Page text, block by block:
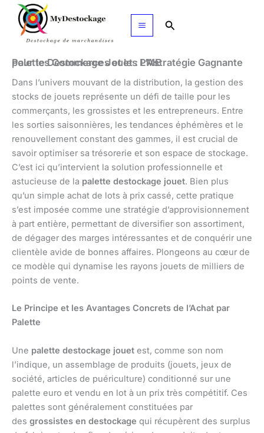
Aller
contenu
Rechercher
Palette Destockage Jouet : L’Astratégie Gagnante pour les Commerces et les PME
Dans l’univers mouvant de la distribution, la gestion des
stocks de jouets représente un défi de taille pour les
commerçants, les grossistes et les entrepreneurs. Entre
les sorties saisonnières, les tendances éphémères et le
renouvellement constant des gammes, il est crucial de
savoir optimiser sa trésorerie et son espace de stockage.
C’est ici qu’intervient la solution professionnelle et
astucieuse de la palette destockage jouet. Bien plus
qu’un simple achat de lots à prix cassé, cette pratique
s’est imposée comme une stratégie d’approvisionnement
à part entière, permettant de diversifier son assortiment,
de dégager des marges intéressantes et de conquérir une
clientèle avide de bonnes affaires. Plongeons au cœur de
ce modèle qui dynamise les rayons jouets de milliers de
points de vente.
Le Principe et les Avantages Concrets de l’Achat par
Palette
Une palette destockage jouet est, comme son nom
l’indique, un assemblage de produits (jouets, jeux de
société, articles de puériculture) conditionné sur une
palette euro et vendu en lot à un prix très compétitif. Ces
palettes sont généralement constituées par
des grossistes en destockage qui récupèrent des surplus